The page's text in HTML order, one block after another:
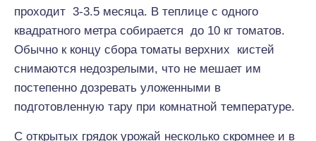
проходит 3-3.5 месяца. В теплице с одного
квадратного метра собирается до 10 кг томатов.
Обычно к концу сбора томаты верхних кистей
снимаются недозрелыми, что не мешает им
постепенно дозревать уложенными в
подготовленную тару при комнатной температуре.
С открытых грядок урожай несколько скромнее и в